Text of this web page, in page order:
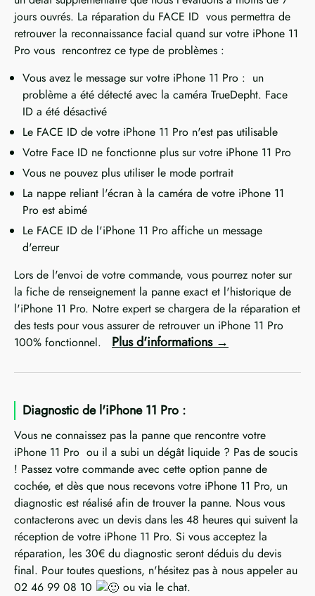
jours ouvrés. La réparation du FACE ID vous permettra de
retrouver la reconnaissance facial quand sur votre iPhone 11
Pro vous rencontrez ce type de problèmes :
Vous avez le message sur votre iPhone 11 Pro : un
problème a été détecté avec la caméra TrueDepht. Face
ID a été désactivé
Le FACE ID de votre iPhone 11 Pro n'est pas utilisable
Votre Face ID ne fonctionne plus sur votre iPhone 11 Pro
Vous ne pouvez plus utiliser le mode portrait
La nappe reliant l'écran à la caméra de votre iPhone 11
Pro est abimé
Le FACE ID de l'iPhone 11 Pro affiche un message
d'erreur
Lors de l'envoi de votre commande, vous pourrez noter sur
la fiche de renseignement la panne exact et l'historique de
l'iPhone 11 Pro. Notre expert se chargera de la réparation et
des tests pour vous assurer de retrouver un iPhone 11 Pro
100% fonctionnel. Plus d'informations
Diagnostic de l'iPhone 11 Pro :
Vous ne connaissez pas la panne que rencontre votre
iPhone 11 Pro ou il a subi un dégât liquide ? Pas de soucis
! Passez votre commande avec cette option panne de
cochée, et dès que nous recevons votre iPhone 11 Pro, un
diagnostic est réalisé afin de trouver la panne. Nous vous
contacterons avec un devis dans les 48 heures qui suivent la
réception de votre iPhone 11 Pro. Si vous acceptez la
réparation, les 30€ du diagnostic seront déduis du devis
final. Pour toutes questions, n'hésitez pas à nous appeler au
02 46 99 08 10
ou via le chat.